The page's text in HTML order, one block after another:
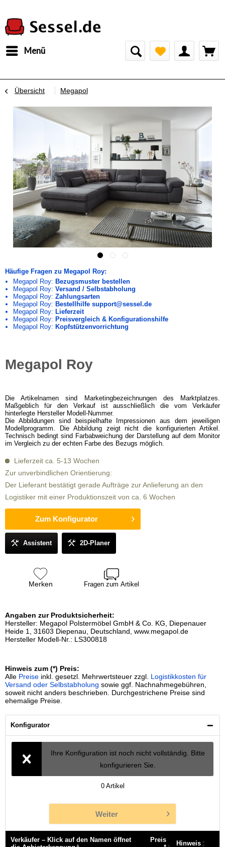
Menü
Übersicht Megapol
Häufige Fragen zu Megapol Roy:
Megapol Roy: Bezugsmuster bestellen
Megapol Roy: Versand / Selbstabholung
Megapol Roy: Zahlungsarten
Megapol Roy: Bestellhilfe support@sessel.de
Megapol Roy: Lieferzeit
Megapol Roy: Preisvergleich & Konfigurationshilfe
Megapol Roy: Kopfstützenvorrichtung
Megapol Roy
Die Artikelnamen sind Marketingbezeichnungen des Marktplatzes.
Maßgeblich für den Verkauf ist ausschließlich die vom Verkäufer
hinterlegte Hersteller Modell-Nummer.
Die Abbildungen sind beispielhafte Impressionen aus dem jeweiligen
Modellprogramm. Die Abbildung zeigt nicht die konfigurierten Artikel.
Technisch bedingt sind Farbabweichung der Darstellung auf dem Monitor
im Vergleich zu der echten Farbe des Bezugs möglich.
Lieferzeit ca. 5-13 Wochen
Zur unverbindlichen Orientierung:
Der Lieferant bestätigt gerade Aufträge zur Anlieferung an den
Logistiker mit einer Produktionszeit von ca. 6 Wochen
Zum Konfigurator
Assistent 2D-Planer
Merken Fragen zum Artikel
Angaben zur Produktsicherheit:
Hersteller: Megapol Polstermöbel GmbH & Co. KG, Diepenauer
Heide 1, 31603 Diepenau, Deutschland, www.megapol.de
Hersteller Modell-Nr.: LS300818
Hinweis zum (*) Preis:
Alle Preise inkl. gesetzl. Mehrwertsteuer zzgl. Logistikkosten für
Versand oder Selbstabholung sowie ggf. Nachnahmegebühren,
soweit nicht anders beschrieben. Durchgestrichene Preise sind
ehemalige Preise.
Konfigurator
Ihre Konfiguration ist noch nicht vollständig. Bitte
konfigurieren Sie.
0 Artikel
Weiter
Verkäufer – Klick auf den Namen öffnet
Preis
Hinweis